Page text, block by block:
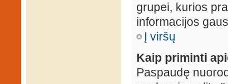
grupei, kurios
informacijos
Į viršų
Kaip priminti
Paspaudę